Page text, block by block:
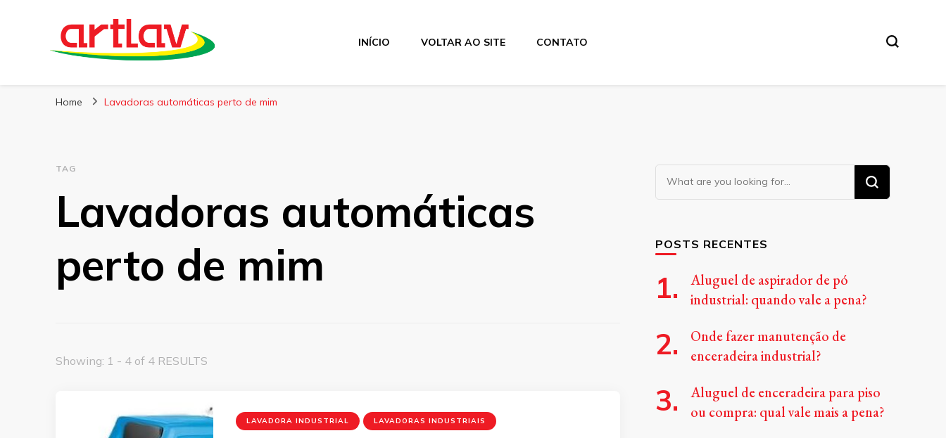
Blog
INÍCIO VOLTAR AO SITE CONTATO
Home Lavadoras automáticas perto de mim
TAG
Lavadoras automáticas
perto de mim
Showing: 1 - 4 of 4 RESULTS
LAVADORA INDUSTRIAL LAVADORAS INDUSTRIAIS
Looking
for
POSTS RECENTES
Aluguel de aspirador de pó
industrial: quando vale a pena?
Onde fazer manutenção de
enceradeira industrial?
Aluguel de enceradeira para piso
ou compra: qual vale mais a pena?